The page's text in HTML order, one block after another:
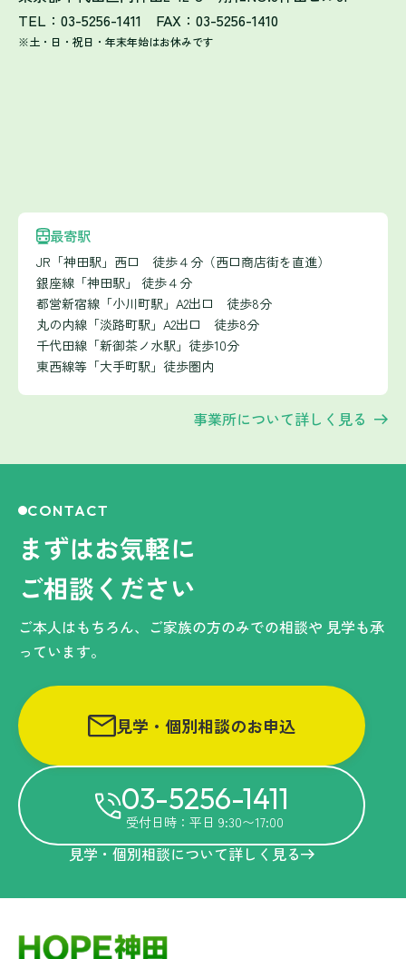
TEL：03-5256-1411 FAX：03-5256-1410
※土・日・祝日・年末年始はお休みです
最寄駅
JR「神田駅」西口 徒歩４分（西口商店街を直進）
銀座線「神田駅」 徒歩４分
都営新宿線「小川町駅」A2出口 徒歩8分
丸の内線「淡路町駅」A2出口 徒歩8分
千代田線「新御茶ノ水駅」徒歩10分
東西線等「大手町駅」徒歩圏内
事業所について詳しく見る
CONTACT
まずはお気軽に
ご相談ください
ご本人はもちろん、ご家族の方のみでの相談や 見学も承
っています。
見学・個別相談のお申込
03-5256-1411
受付日時：平日 9:30〜17:00
見学・個別相談について詳しく見る